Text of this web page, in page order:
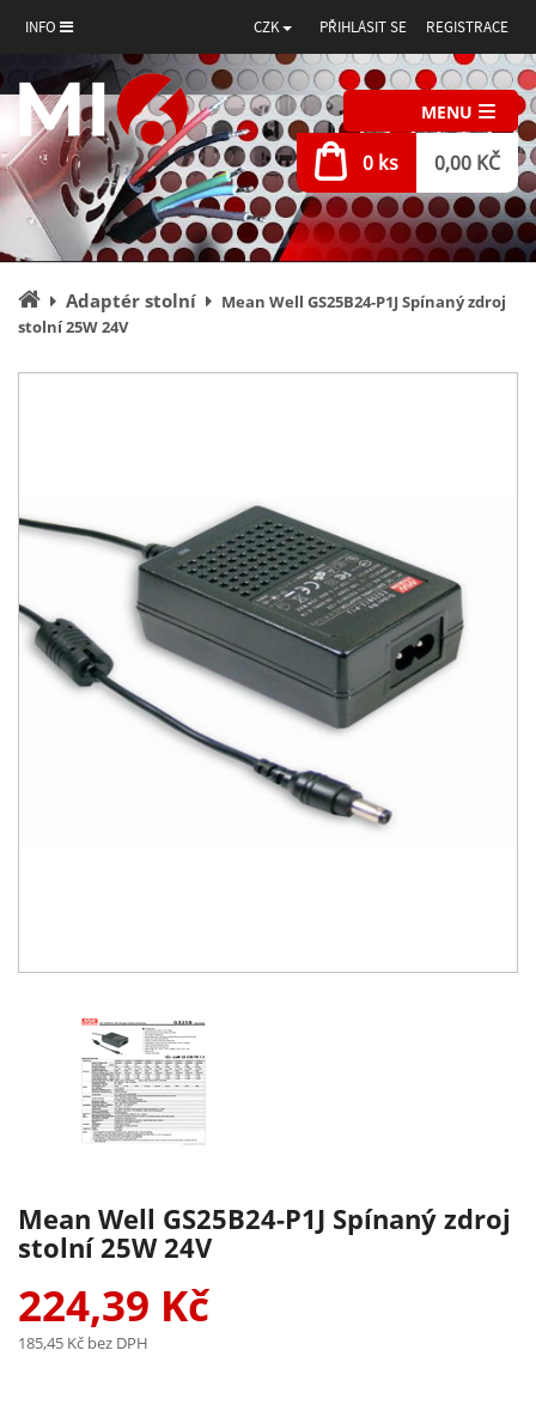
INFO CZK PŘIHLÁSIT SE REGISTRACE
MENU
0 ks 0,00 KČ
Úvodní
stránka
Adaptér stolní
Mean Well GS25B24-P1J Spínaný zdroj
stolní 25W 24V
Mean Well GS25B24-P1J Spínaný zdroj
stolní 25W 24V
224,39 Kč
185,45 Kč bez DPH